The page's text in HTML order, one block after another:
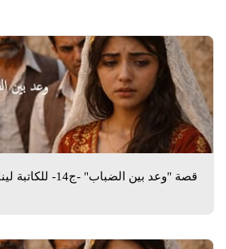
قصة "وعد بين الضباب" -ج14- للكاتبة لينا صياغة